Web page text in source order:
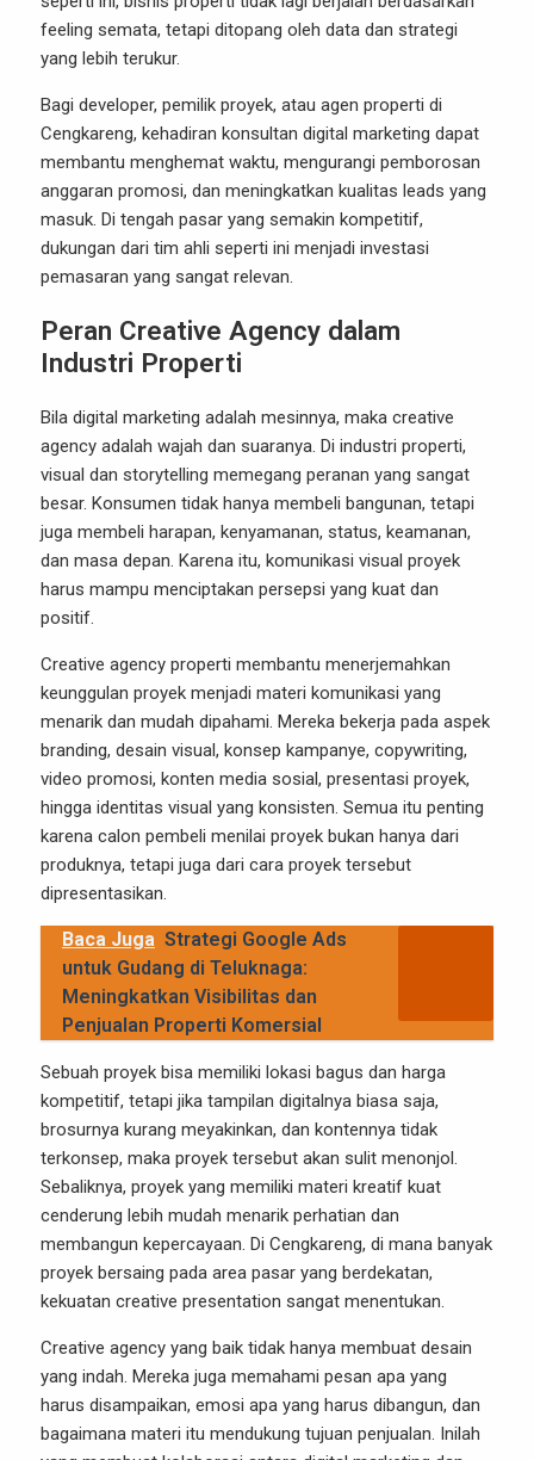
feeling semata, tetapi ditopang oleh data dan strategi
yang lebih terukur.
Bagi developer, pemilik proyek, atau agen properti di
Cengkareng, kehadiran konsultan digital marketing dapat
membantu menghemat waktu, mengurangi pemborosan
anggaran promosi, dan meningkatkan kualitas leads yang
masuk. Di tengah pasar yang semakin kompetitif,
dukungan dari tim ahli seperti ini menjadi investasi
pemasaran yang sangat relevan.
Peran Creative Agency dalam
Industri Properti
Bila digital marketing adalah mesinnya, maka creative
agency adalah wajah dan suaranya. Di industri properti,
visual dan storytelling memegang peranan yang sangat
besar. Konsumen tidak hanya membeli bangunan, tetapi
juga membeli harapan, kenyamanan, status, keamanan,
dan masa depan. Karena itu, komunikasi visual proyek
harus mampu menciptakan persepsi yang kuat dan
positif.
Creative agency properti membantu menerjemahkan
keunggulan proyek menjadi materi komunikasi yang
menarik dan mudah dipahami. Mereka bekerja pada aspek
branding, desain visual, konsep kampanye, copywriting,
video promosi, konten media sosial, presentasi proyek,
hingga identitas visual yang konsisten. Semua itu penting
karena calon pembeli menilai proyek bukan hanya dari
produknya, tetapi juga dari cara proyek tersebut
dipresentasikan.
Baca Juga Strategi Google Ads
untuk Gudang di Teluknaga:
Meningkatkan Visibilitas dan
Penjualan Properti Komersial
Sebuah proyek bisa memiliki lokasi bagus dan harga
kompetitif, tetapi jika tampilan digitalnya biasa saja,
brosurnya kurang meyakinkan, dan kontennya tidak
terkonsep, maka proyek tersebut akan sulit menonjol.
Sebaliknya, proyek yang memiliki materi kreatif kuat
cenderung lebih mudah menarik perhatian dan
membangun kepercayaan. Di Cengkareng, di mana banyak
proyek bersaing pada area pasar yang berdekatan,
kekuatan creative presentation sangat menentukan.
Creative agency yang baik tidak hanya membuat desain
yang indah. Mereka juga memahami pesan apa yang
harus disampaikan, emosi apa yang harus dibangun, dan
bagaimana materi itu mendukung tujuan penjualan. Inilah